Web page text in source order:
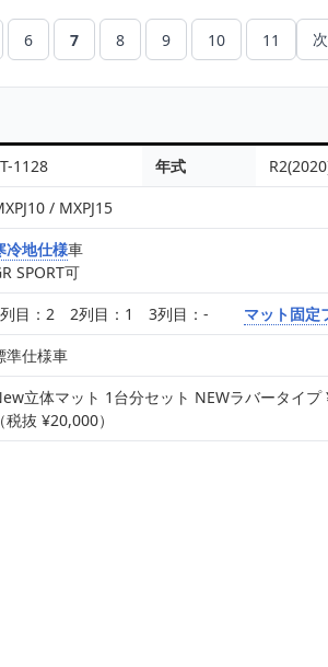
6 7 8 9 10 11
1128 年式
/ MXPJ15
冷地仕様車
SPORT可
目：2 2列目：1 3列目：- マット固定
準仕様車
立体マット 1台分セット NEWラバータイ
（税抜 ¥20,000）